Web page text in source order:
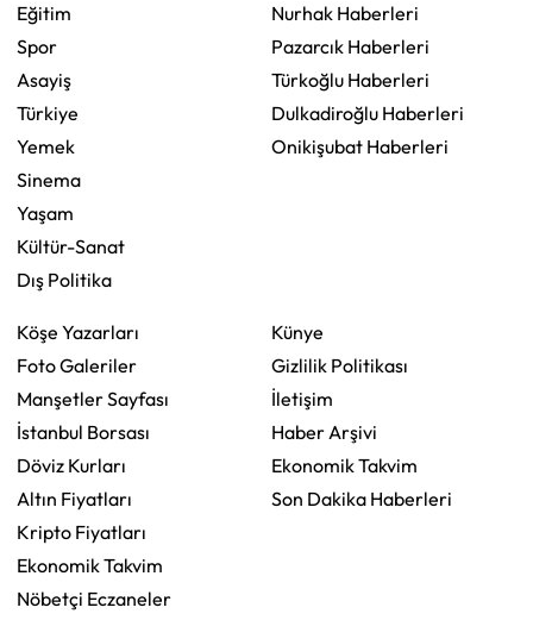
Eğitim
Spor
Asayiş
Türkiye
Yemek
Sinema
Yaşam
Kültür-Sanat
Dış Politika
Nurhak Haberleri
Pazarcık Haberleri
Türkoğlu Haberleri
Dulkadiroğlu Haberleri
Onikişubat Haberleri
Köşe Yazarları
Foto Galeriler
Manşetler Sayfası
İstanbul Borsası
Döviz Kurları
Altın Fiyatları
Kripto Fiyatları
Ekonomik Takvim
Nöbetçi Eczaneler
Künye
Gizlilik Politikası
İletişim
Haber Arşivi
Ekonomik Takvim
Son Dakika Haberleri